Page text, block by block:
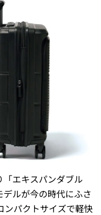
エキスパンダブル
デルが今の時代にふさ
ンパクトサイズで軽快